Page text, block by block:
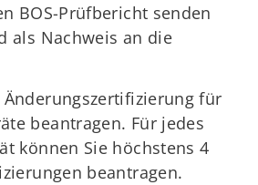
BOS-Prüfbericht senden
als Nachweis an die
Änderungszertifizierung für
beantragen. Für jedes
können Sie höchstens 4
beantragen.